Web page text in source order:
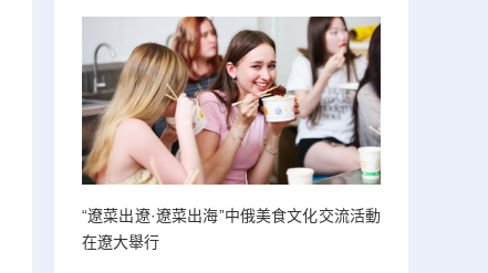
“遼菜出遼·遼菜出海”中俄美食文化交流活動
在遼大舉行